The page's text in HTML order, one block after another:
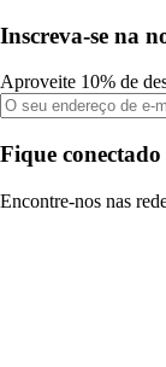
Inscreva-se na
Aproveite 10% de
Fique conectado
Encontre-nos nas